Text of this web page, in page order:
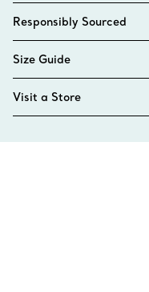
Responsibly Sourced
Size Guide
Visit a Store